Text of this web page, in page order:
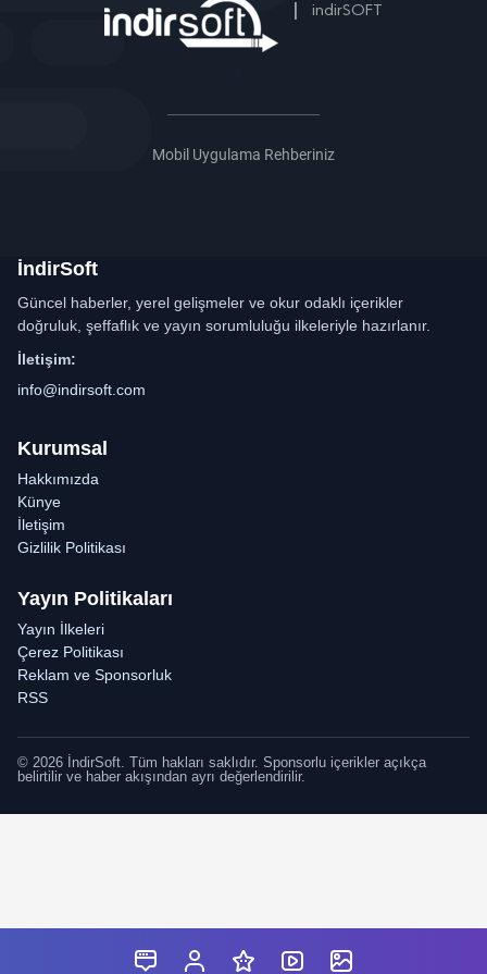
indirSOFT
Mobil Uygulama Rehberiniz
İndirSoft
Güncel haberler, yerel gelişmeler ve okur odaklı içerikler
doğruluk, şeffaflık ve yayın sorumluluğu ilkeleriyle hazırlanır.
İletişim:
info@indirsoft.com
Kurumsal
Hakkımızda
Künye
İletişim
Gizlilik Politikası
Yayın Politikaları
Yayın İlkeleri
Çerez Politikası
Reklam ve Sponsorluk
RSS
© 2026 İndirSoft. Tüm hakları saklıdır. Sponsorlu içerikler açıkça
belirtilir ve haber akışından ayrı değerlendirilir.